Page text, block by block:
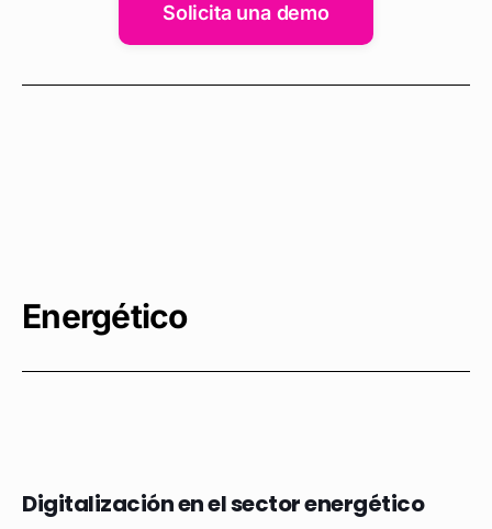
Solicita una demo
Energético
Digitalización en el sector energético